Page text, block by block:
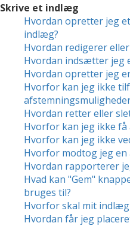
Skrive et indlæg
Hvordan opretter jeg
indlæg?
Hvordan redigerer
Hvordan indsætter jeg
Hvordan opretter jeg
Hvorfor kan jeg ikke
Hvordan retter eller
Hvorfor kan jeg ikke
Hvorfor kan jeg ikke
Hvorfor modtog jeg en
Hvordan rapporterer
Hvad kan "Gem"
bruges til?
Hvorfor skal mit indlæg
Hvordan får jeg